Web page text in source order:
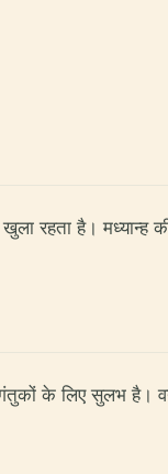
है। मध्यान्ह की
के लिए सुलभ है।